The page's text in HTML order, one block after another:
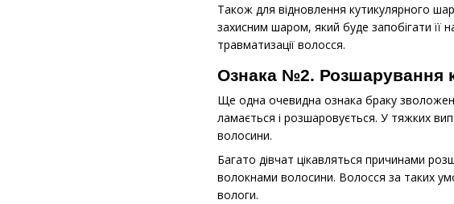
Також для відновлення кутикулярного
захисним шаром, який буде запобігати
травматизації волосся.
Ознака №2. Розшарування
Ще одна очевидна ознака браку
ламається і розшаровується. У тяжких
волосини.
Багато дівчат цікавляться причинами
волокнами волосини. Волосся за таких
вологи.